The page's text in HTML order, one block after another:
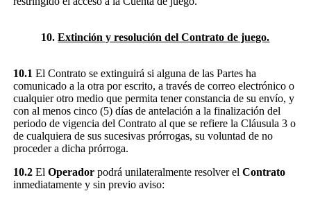
10.Extinción y resolución del Contrato de juego.
10.1 El Contrato se extinguirá si alguna de las Partes ha
comunicado a la otra por escrito, a través de correo electrónico o
cualquier otro medio que permita tener constancia de su envío, y
con al menos cinco (5) días de antelación a la finalización del
periodo de vigencia del Contrato al que se refiere la Cláusula 3 o
de cualquiera de sus sucesivas prórrogas, su voluntad de no
proceder a dicha prórroga.
10.2 El Operadorpodrá unilateralmente resolver el Contrato
inmediatamente y sin previo aviso: